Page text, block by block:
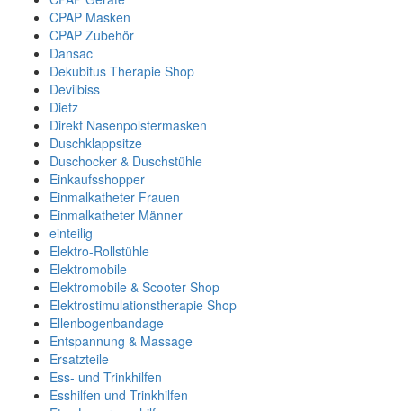
CPAP Masken
CPAP Zubehör
Dansac
Dekubitus Therapie Shop
Devilbiss
Dietz
Direkt Nasenpolstermasken
Duschklappsitze
Duschocker & Duschstühle
Einkaufsshopper
Einmalkatheter Frauen
Einmalkatheter Männer
einteilig
Elektro-Rollstühle
Elektromobile
Elektromobile & Scooter Shop
Elektrostimulationstherapie Shop
Ellenbogenbandage
Entspannung & Massage
Ersatzteile
Ess- und Trinkhilfen
Esshilfen und Trinkhilfen